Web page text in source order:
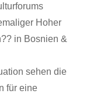
Hoher
in Bosnien &
sehen die
für eine